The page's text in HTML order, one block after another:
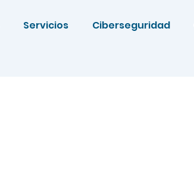
Servicios Ciberseguridad